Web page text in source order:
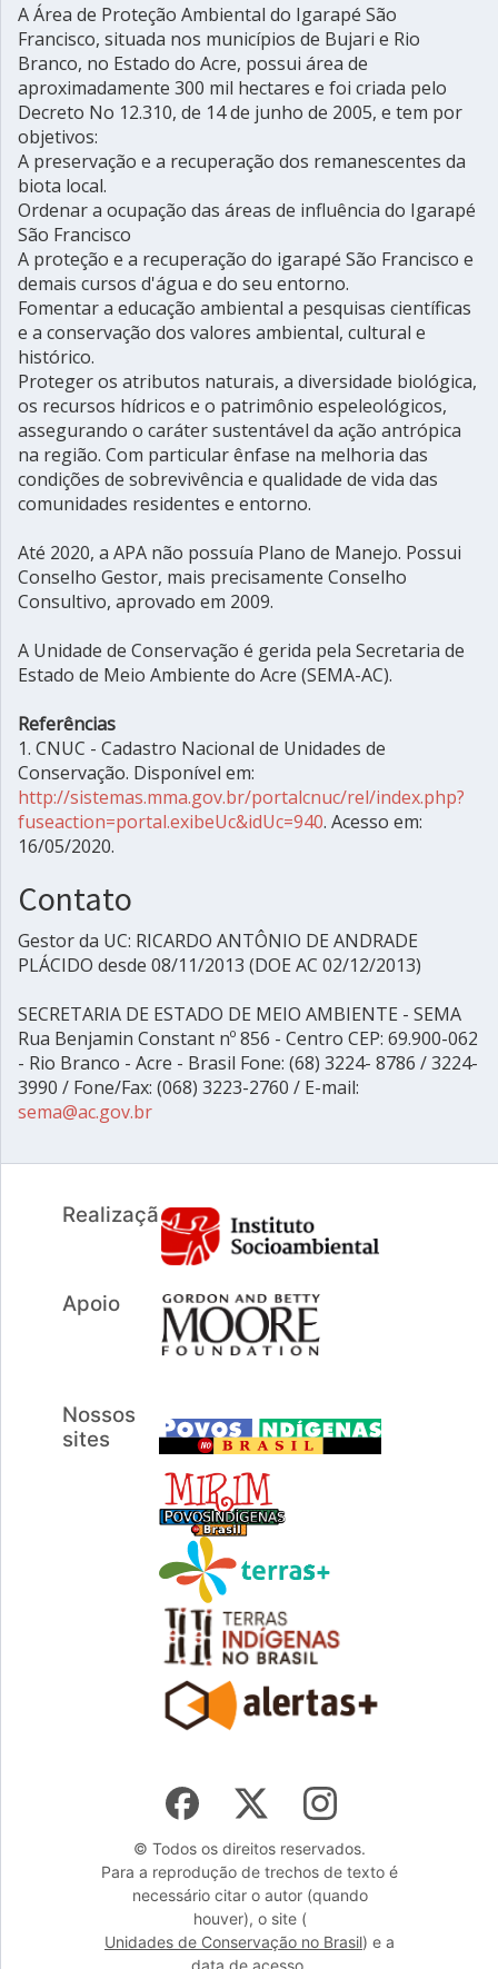
A Área de Proteção Ambiental do Igarapé São
Francisco, situada nos municípios de Bujari e Rio
Branco, no Estado do Acre, possui área de
aproximadamente 300 mil hectares e foi criada pelo
Decreto No 12.310, de 14 de junho de 2005, e tem por
objetivos:
A preservação e a recuperação dos remanescentes da
biota local.
Ordenar a ocupação das áreas de influência do Igarapé
São Francisco
A proteção e a recuperação do igarapé São Francisco e
demais cursos d'água e do seu entorno.
Fomentar a educação ambiental a pesquisas científicas
e a conservação dos valores ambiental, cultural e
histórico.
Proteger os atributos naturais, a diversidade biológica,
os recursos hídricos e o patrimônio espeleológicos,
assegurando o caráter sustentável da ação antrópica
na região. Com particular ênfase na melhoria das
condições de sobrevivência e qualidade de vida das
comunidades residentes e entorno.
Até 2020, a APA não possuía Plano de Manejo. Possui
Conselho Gestor, mais precisamente Conselho
Consultivo, aprovado em 2009.
A Unidade de Conservação é gerida pela Secretaria de
Estado de Meio Ambiente do Acre (SEMA-AC).
Referências
1. CNUC - Cadastro Nacional de Unidades de
Conservação. Disponível em:
http://sistemas.mma.gov.br/portalcnuc/rel/index.php?
fuseaction=portal.exibeUc&idUc=940. Acesso em:
16/05/2020.
Contato
Gestor da UC: RICARDO ANTÔNIO DE ANDRADE
PLÁCIDO desde 08/11/2013 (DOE AC 02/12/2013)
SECRETARIA DE ESTADO DE MEIO AMBIENTE - SEMA
Rua Benjamin Constant nº 856 - Centro CEP: 69.900-062
- Rio Branco - Acre - Brasil Fone: (68) 3224- 8786 / 3224-
3990 / Fone/Fax: (068) 3223-2760 / E-mail:
sema@ac.gov.br